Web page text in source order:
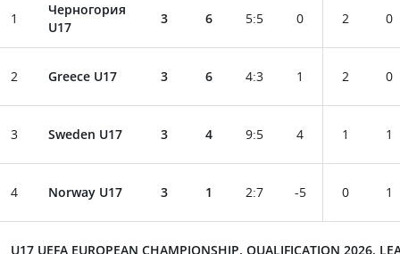
1
Черногория
U17
3 6 5:5 0 2 0
2 Greece U17 3 6 4:3 1 2 0
3 Sweden U17 3 4 9:5 4 1 1
4 Norway U17 3 1 2:7 -5 0 1
U17 UEFA EUROPEAN CHAMPIONSHIP, QUALIFICATION 2026,